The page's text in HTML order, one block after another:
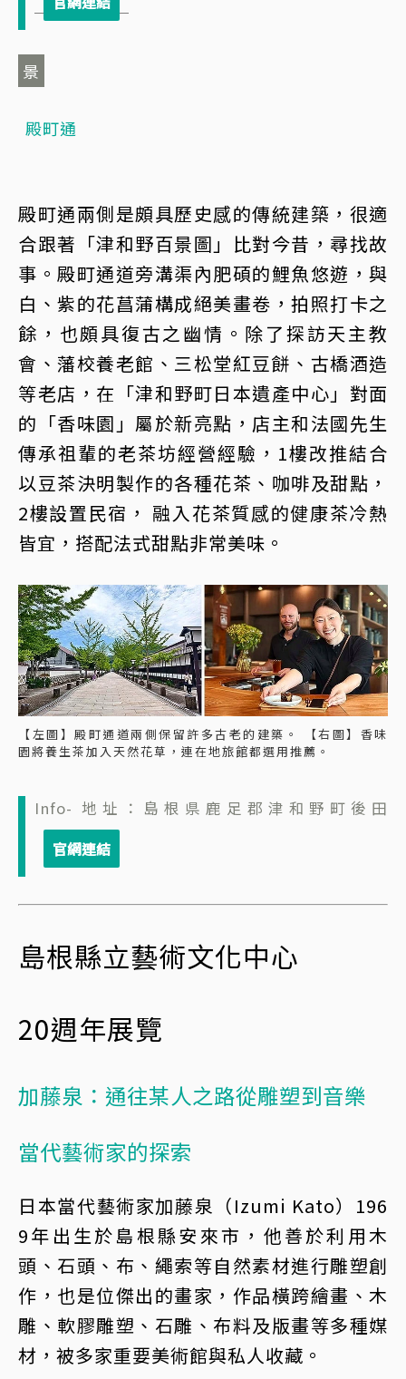
景
殿町通
殿町通兩側是頗具歷史感的傳統建築，很適
合跟著「津和野百景圖」比對今昔，尋找故
事。殿町通道旁溝渠內肥碩的鯉魚悠遊，與
白、紫的花菖蒲構成絕美畫卷，拍照打卡之
餘，也頗具復古之幽情。除了探訪天主教
會、藩校養老館、三松堂紅豆餅、古橋酒造
等老店，在「津和野町日本遺產中心」對面
的「香味園」屬於新亮點，店主和法國先生
傳承祖輩的老茶坊經營經驗，1樓改推結合
以豆茶決明製作的各種花茶、咖啡及甜點，
2樓設置民宿， 融入花茶質感的健康茶冷熱
皆宜，搭配法式甜點非常美味。
【左圖】殿町通道兩側保留許多古老的建築。 【右圖】香味
園將養生茶加入天然花草，連在地旅館都選用推薦。
Info- 地址：島根県鹿足郡津和野町後田
島根縣立藝術文化中心
20週年展覽
加藤泉：通往某人之路從雕塑到音樂
當代藝術家的探索
日本當代藝術家加藤泉（Izumi Kato）196
9年出生於島根縣安來市，他善於利用木
頭、石頭、布、繩索等自然素材進行雕塑創
作，也是位傑出的畫家，作品橫跨繪畫、木
雕、軟膠雕塑、石雕、布料及版畫等多種媒
材，被多家重要美術館與私人收藏。